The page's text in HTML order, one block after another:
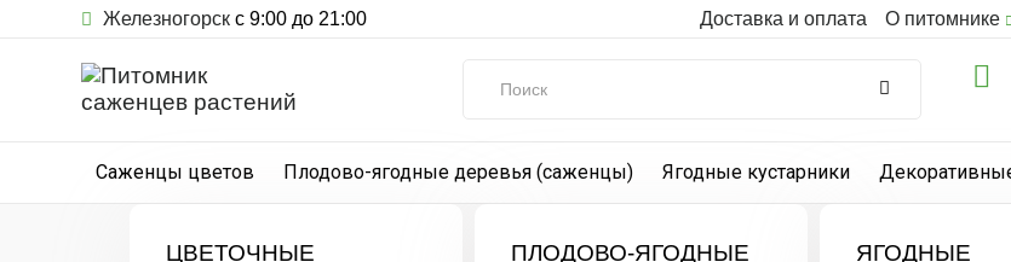
Железногорск с 9:00 до 21:00 Доставка и оплата О питомнике
Саженцы цветов Плодово-ягодные деревья (саженцы) Ягодные кустарники
ЦВЕТОЧНЫЕ
ПЛОДОВО-ЯГОДНЫЕ
ЯГОДНЫЕ